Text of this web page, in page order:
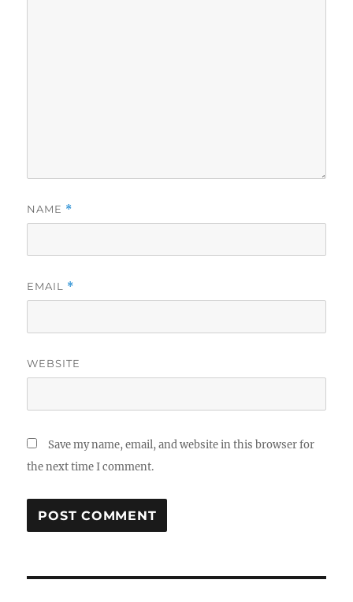
NAME *
EMAIL *
WEBSITE
Save my name, email, and website in this browser for
the next time I comment.